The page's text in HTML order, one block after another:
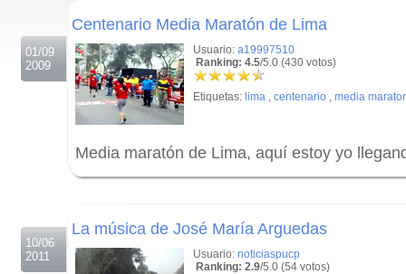
01/09
2009
Centenario Media Maratón de Lima
Usuario: a19997510
Ranking: 4.5/5.0 (430 votos)
Etiquetas: lima , centenario , media
Media maratón de Lima, aquí estoy yo
10/06
2011
La música de José María Arguedas
Usuario: noticiaspucp
Ranking: 2.9/5.0 (54 votos)